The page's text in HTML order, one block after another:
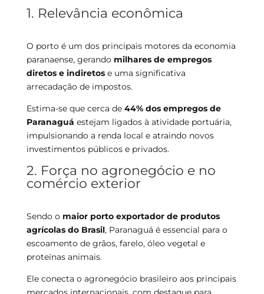
1. Relevância econômica
O porto é um dos principais motores da economia
paranaense, gerando milhares de empregos
diretos e indiretose uma significativa
arrecadação de impostos.
Estima-se que cerca de 44% dos empregos de
Paranaguá estejam ligados à atividade portuária,
impulsionando a renda local e atraindo novos
investimentos públicos e privados.
2. Força no agronegócio e no
comércio exterior
Sendo o maior porto exportador de produtos
agrícolas do Brasil, Paranaguá é essencial para o
escoamento de grãos, farelo, óleo vegetal e
proteínas animais.
Ele conecta o agronegócio brasileiro aos principais